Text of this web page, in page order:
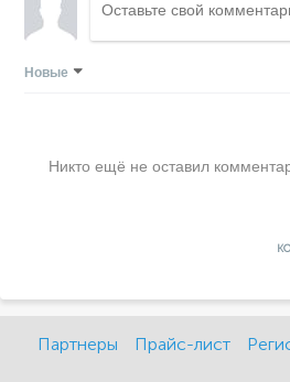
Новые
Никто ещё не оставил
Партнеры Прайс-лист